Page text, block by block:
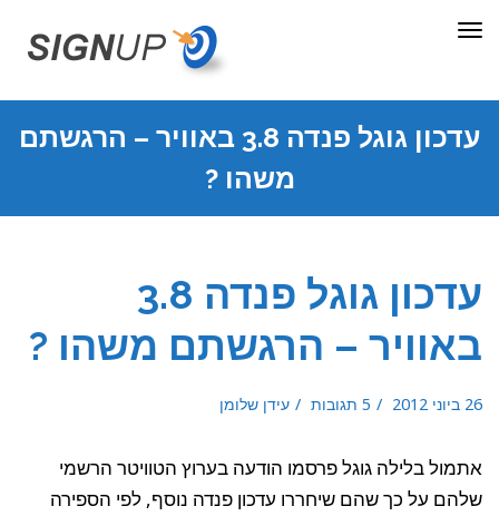
תפריט
עדכון גוגל פנדה 3.8 באוויר – הרגשתם
משהו ?
עדכון גוגל פנדה 3.8
באוויר – הרגשתם משהו ?
26 ביוני 2012 5 תגובות עידן שלומן
אתמול בלילה גוגל פרסמו הודעה בערוץ הטוויטר הרשמי
שלהם על כך שהם שיחררו עדכון פנדה נוסף, לפי הספירה